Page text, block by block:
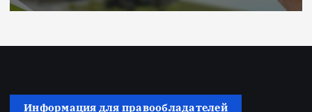
Информация для правообладателей